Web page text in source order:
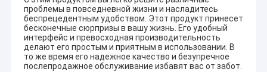
проблемы в повседневной жизни и насладитесь
беспрецедентным удобством. Этот продукт принесет
бесконечные сюрпризы в вашу жизнь. Его удобный
интерфейс и превосходная производительность
делают его простым и приятным в использовании. В
то же время его надежное качество и безупречное
послепродажное обслуживание избавят вас от забот.